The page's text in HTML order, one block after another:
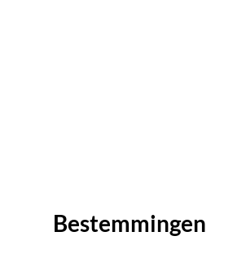
Bestemmingen